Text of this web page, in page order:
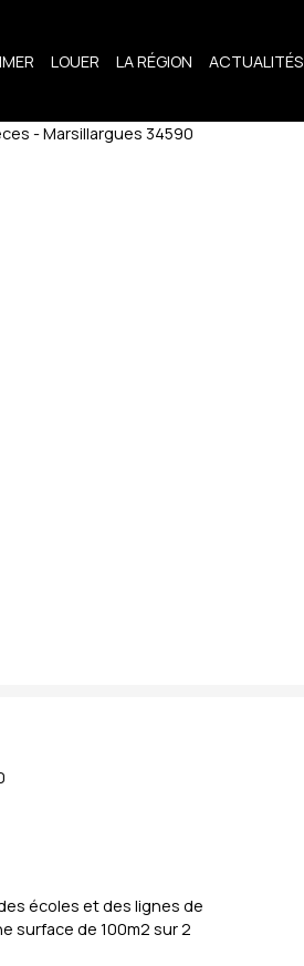
LOUER LA RÉGION ACTUALITÉS
écoles et des lignes de
surface de 100m2 sur 2